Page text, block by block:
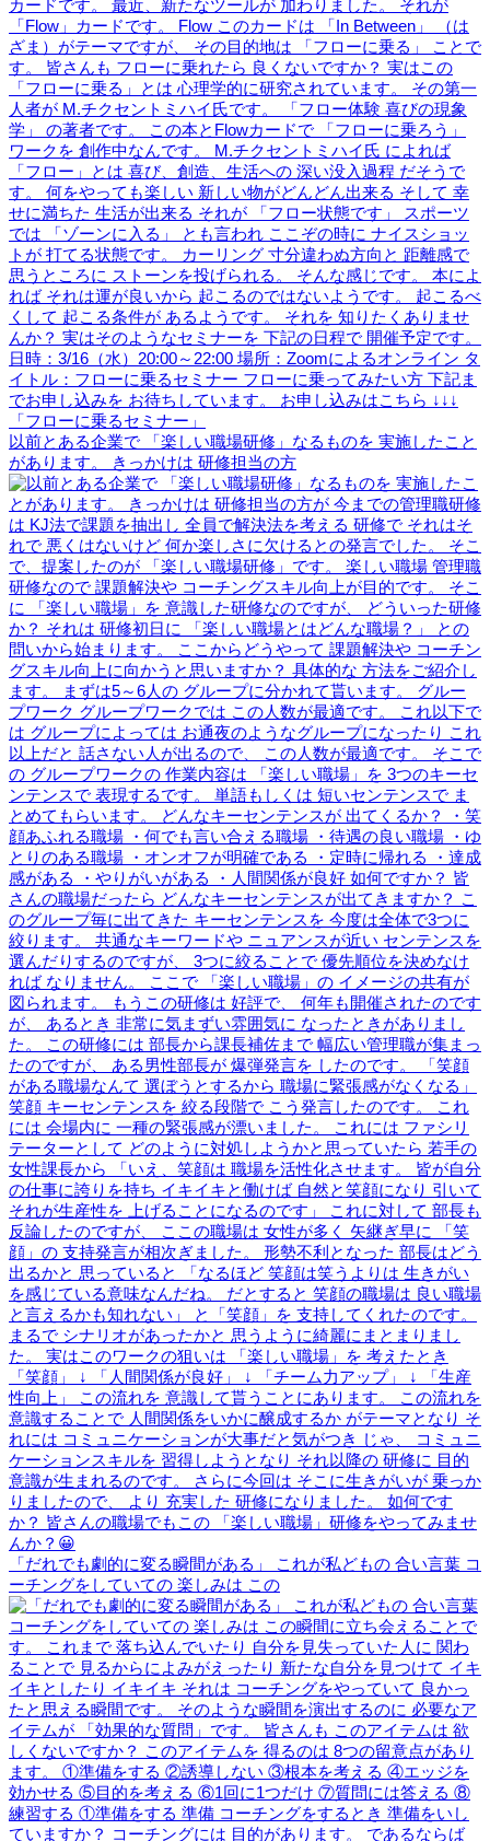
以前とある企業で 「楽しい職場研修」なるものを 実施したこと
があります。 きっかけは 研修担当の方
「だれでも劇的に変る瞬間がある」 これが私どもの 合い言葉 コ
ーチングをしていての 楽しみは この